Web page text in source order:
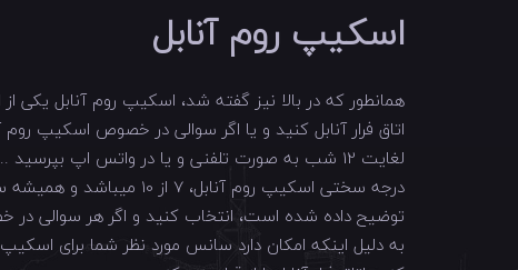
اسکیپ روم آنابل
همانطور که در بالا نیز گفته شد، اسکیپ روم آنابل یکی
لغایت 12 شب به صورت تلفنی و یا در واتس اپ بپرسید ...
درجه سختی اسکیپ روم
توضیح داده شده است، انتخاب کنید و اگر هر سوالی در خصوص رزرو اتاق فرار در مشهد
به دلیل اینکه امکان دارد سانس مورد نظر شما برای